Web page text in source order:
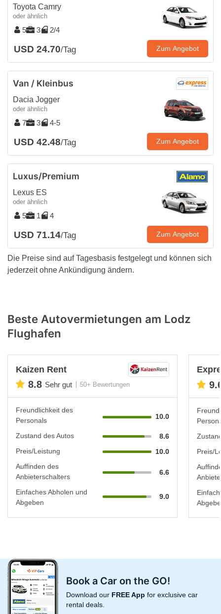
Toyota Camry
oder ähnlich
5 3 2/4
USD 24.70/Tag Zum Angebot
Van / Kleinbus
Dacia Jogger
oder ähnlich
7 3 4-5
USD 42.48/Tag Zum Angebot
Luxus/Premium
Lexus ES
oder ähnlich
5 1 4
USD 71.14/Tag Zum Angebot
Die Preise sind auf Tagesbasis festgelegt und können sich
jederzeit ohne Ankündigung ändern.
Beste Autovermietungen am Lodz
Flughafen
Kaizen Rent
8.8 Sehr gut 50+ Bewertungen
Freundlichkeit des
Personals
10.0
Zustand des Autos
8.6
Preis/Leistung
10.0
Auffinden des
Anbieterschalters
6.6
Einfaches Abholen und
Abgeben
9.0
Preis/
Book a Car on the GO!
Download our FREE App for exclusive car
rental deals.